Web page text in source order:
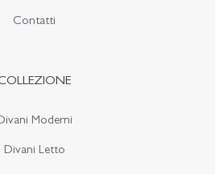
Contatti
Moderni
Divani Letto